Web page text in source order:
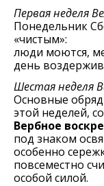
Первая неделя
Понедельник
«чистым»:
люди моются,
день
Шестая неделя
Основные
этой неделей,
Вербное
под знаком
особенно
повсеместно
особой силой.